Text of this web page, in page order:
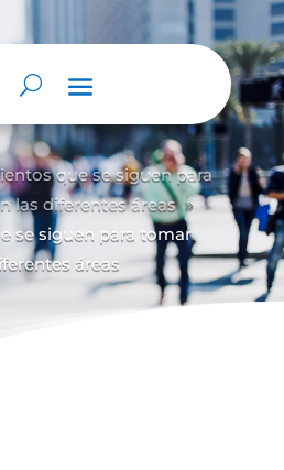
que se siguen para
las diferentes áreas 9
se siguen para tomar
áreas